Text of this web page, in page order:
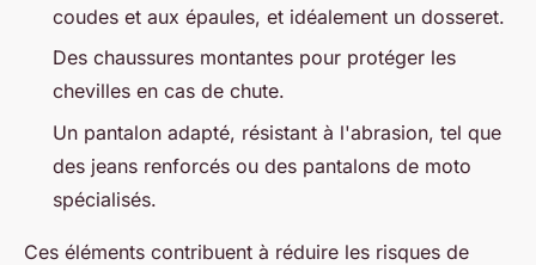
coudes et aux épaules, et idéalement un dosseret.
Des chaussures montantes pour protéger les
chevilles en cas de chute.
Un pantalon adapté, résistant à l'abrasion, tel que
des jeans renforcés ou des pantalons de moto
spécialisés.
Ces éléments contribuent à réduire les risques de